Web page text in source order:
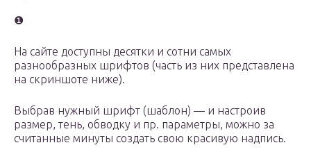
❶
На сайте доступны десятки и сотни самых
разнообразных шрифтов (часть из них представлена
на скриншоте ниже).
Выбрав нужный шрифт (шаблон) — и настроив
размер, тень, обводку и пр. параметры, можно за
считанные минуты создать свою красивую надпись.